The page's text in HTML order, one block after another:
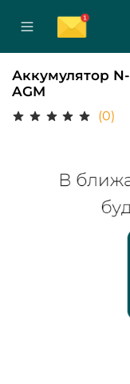
Аккумулятор N-
AGM
(0)